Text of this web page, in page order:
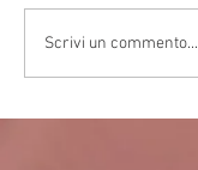
Scrivi un commento...